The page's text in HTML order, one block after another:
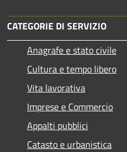
CATEGORIE DI SERVIZIO
Anagrafe e stato civile
Cultura e tempo libero
Vita lavorativa
Imprese e Commercio
Appalti pubblici
Catasto e urbanistica